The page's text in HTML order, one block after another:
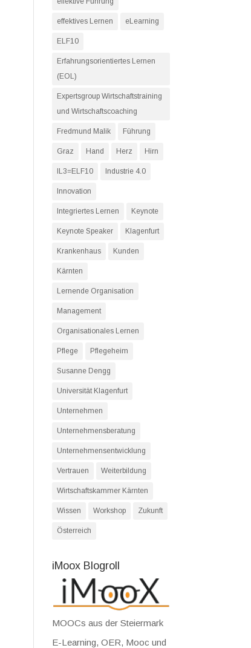
effektives Lernen eLearning
ELF10
Erfahrungsorientiertes Lernen
(EOL)
Expertsgroup Wirtschaftstraining
und Wirtschaftscoaching
Fredmund Malik Führung
Graz Hand Herz Hirn
IL3=ELF10 Industrie 4.0
Innovation
Integriertes Lernen Keynote
Keynote Speaker Klagenfurt
Krankenhaus Kunden
Kärnten
Lernende Organisation
Management
Organisationales Lernen
Pflege Pflegeheim
Susanne Dengg
Universität Klagenfurt
Unternehmen
Unternehmensberatung
Unternehmensentwicklung
Vertrauen Weiterbildung
Wirtschaftskammer Kärnten
Wissen Workshop Zukunft
Österreich
iMoox Blogroll
MOOCs aus der Steiermark
E-Learning, OER, Mooc und